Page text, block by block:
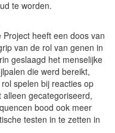
te worden.
heeft een doos van
van de rol van genen in
geslaagd het menselijke
die werd bereikt,
spelen bij reacties op
gecategoriseerd,
bood ook meer
testen in te zetten in